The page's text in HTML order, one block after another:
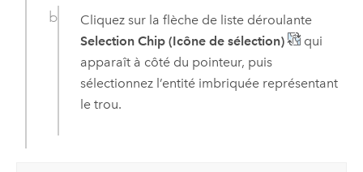
Cliquez sur la flèche de liste déroulante
Selection Chip (Icône de sélection)
qui
apparaît à côté du pointeur, puis
sélectionnez l’entité imbriquée représentant
le trou.